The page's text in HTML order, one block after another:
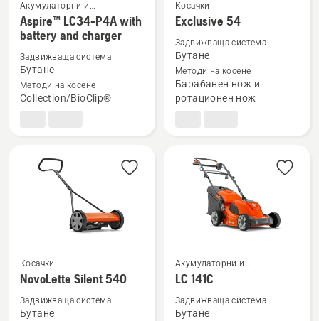
Вижте
повече
подробности
за
Aspire™
LC34-
battery
Акумулаторни и
електрически косачки за
трева
Aspire™ LC34-P4A with
battery and charger
Задвижваща система
Бутане
Методи на косене
Collection/BioClip®
Вижте
повече
подробности
за
Exclusive
54
Косачки
Exclusive 54
Задвижваща система
Бутане
Методи на косене
Барабанен нож и
ротационен нож
Вижте
повече
подробности
Косачки
NovoLette Silent 540
Задвижваща система
Бутане
Вижте
повече
подробности
Акумулаторни и
електрически косачки за
трева
LC 141C
Задвижваща система
Бутане